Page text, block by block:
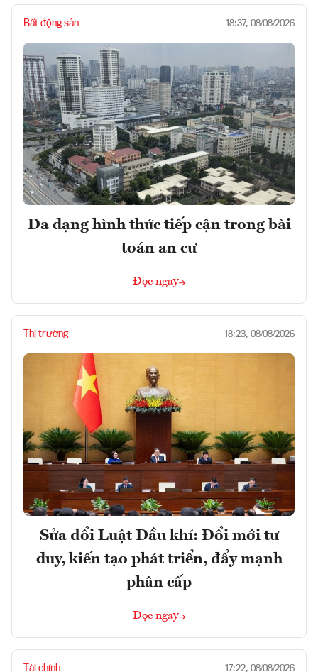
Bất động sản 18:37, 08/08/2026
Đa dạng hình thức tiếp cận trong bài
toán an cư
Đọc ngay
Thị trường 18:23, 08/08/2026
Sửa đổi Luật Dầu khí: Đổi mới tư
duy, kiến tạo phát triển, đẩy mạnh
phân cấp
Đọc ngay
Tài chính 17:22, 08/08/2026